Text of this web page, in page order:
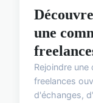
une
Rejoindre
freelances
d'échanges,